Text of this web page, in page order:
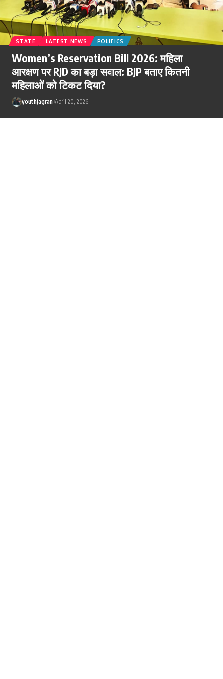
STATE LATEST NEWS POLITICS
Women’s Reservation Bill 2026: महिला
आरक्षण पर RJD का बड़ा सवाल: BJP बताए कितनी
महिलाओं को टिकट दिया?
youthjagran April 20, 2026